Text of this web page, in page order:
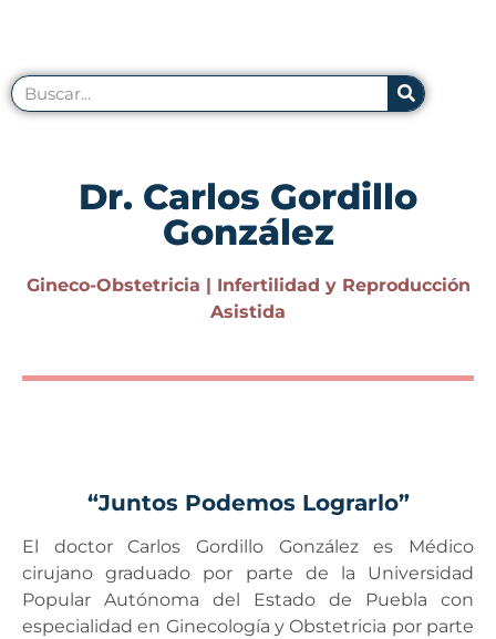
Dr. Carlos Gordillo
González
Gineco-Obstetricia | Infertilidad y Reproducción
Asistida
“Juntos Podemos Lograrlo”
El doctor Carlos Gordillo González es Médico
cirujano graduado por parte de la Universidad
Popular Autónoma del Estado de Puebla con
especialidad en Ginecología y Obstetricia por parte